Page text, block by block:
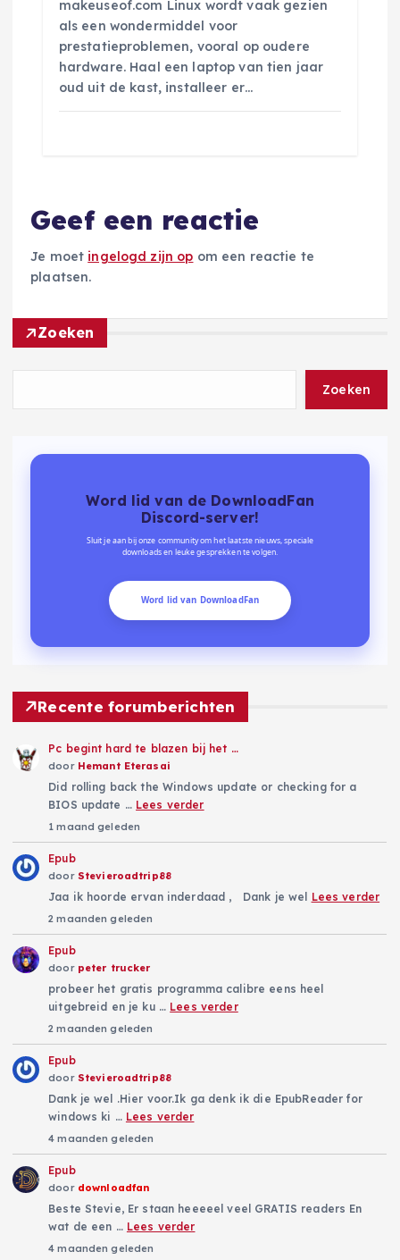
makeuseof.com Linux wordt vaak gezien
als een wondermiddel voor
prestatieproblemen, vooral op oudere
hardware. Haal een laptop van tien jaar
oud uit de kast, installeer er…
Geef een reactie
Je moet ingelogd zijn op om een reactie te
plaatsen.
Zoeken
Zoeken
Word lid van de DownloadFan
Discord-server!
Sluit je aan bij onze community om het laatste nieuws, speciale
downloads en leuke gesprekken te volgen.
Word lid van DownloadFan
Recente forumberichten
Pc begint hard te blazen bij het …
door Hemant Eterasai
Did rolling back the Windows update or checking for a
BIOS update … Lees verder
1 maand geleden
Epub
door Stevieroadtrip88
Jaa ik hoorde ervan inderdaad , Dank je wel Lees verder
2 maanden geleden
Epub
door peter trucker
probeer het gratis programma calibre eens heel
uitgebreid en je ku … Lees verder
2 maanden geleden
Epub
door Stevieroadtrip88
Dank je wel .Hier voor.Ik ga denk ik die EpubReader for
windows ki … Lees verder
4 maanden geleden
Epub
door downloadfan
Beste Stevie, Er staan heeeeel veel GRATIS readers En
wat de een … Lees verder
4 maanden geleden